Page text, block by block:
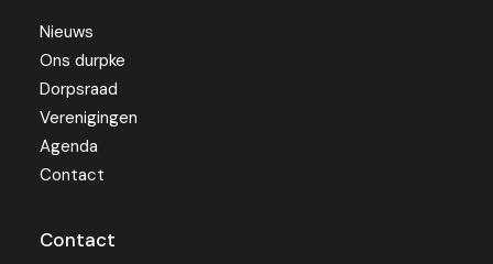
Nieuws
Ons durpke
Dorpsraad
Verenigingen
Agenda
Contact
Contact